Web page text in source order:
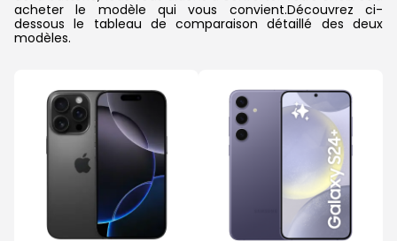
acheter le modèle qui vous convient.Découvrez ci-
dessous le tableau de comparaison détaillé des deux
modèles.